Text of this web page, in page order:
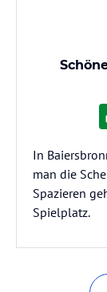
In
man die
Spazieren
Spielplatz.